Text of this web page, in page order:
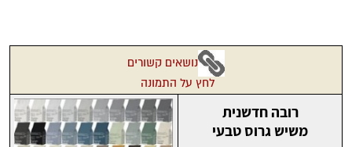
נושאים קשורים
לחץ על התמונה
רובה חדשנית
משיש גרוס טבעי